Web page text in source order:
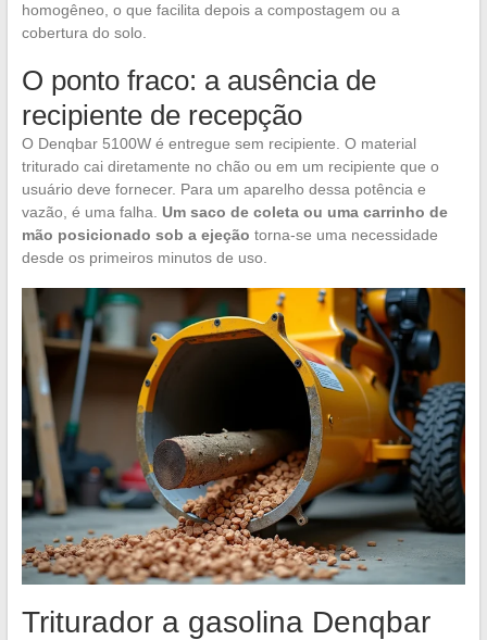
homogêneo, o que facilita depois a compostagem ou a
cobertura do solo.
O ponto fraco: a ausência de
recipiente de recepção
O Denqbar 5100W é entregue sem recipiente. O material
triturado cai diretamente no chão ou em um recipiente que o
usuário deve fornecer. Para um aparelho dessa potência e
vazão, é uma falha. Um saco de coleta ou uma carrinho de
mão posicionado sob a ejeção torna-se uma necessidade
desde os primeiros minutos de uso.
Triturador a gasolina Denqbar